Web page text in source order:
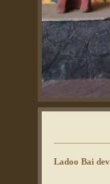
Ladoo Bai